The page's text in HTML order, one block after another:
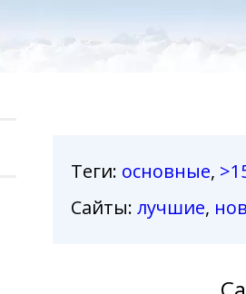
Теги: основные,
Сайты: лучшие,